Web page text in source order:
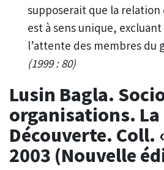
supposerait que la relation
est à sens unique,
l’attente des membres du
(1999 : 80)
Lusin Bagla.
organisations. La
Découverte. Coll.
2003 (Nouvelle